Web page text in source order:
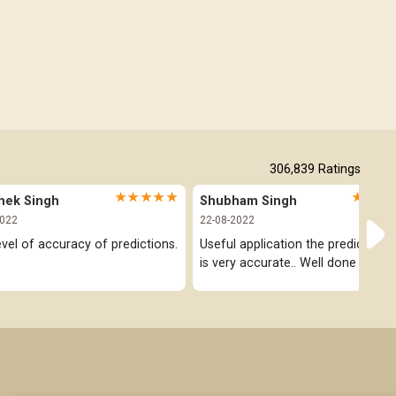
306,839 Ratings
Singh ★★★★★
of accuracy of predictions.
Shubham Singh
22-08-2022
Useful application the prediction
is very accurate.. Well done